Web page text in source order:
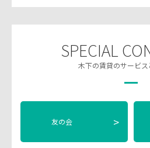
SPECIAL
木下の賃貸のサービス
友の会 >